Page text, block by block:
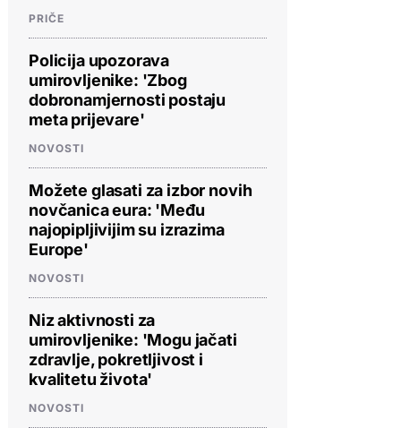
PRIČE
Policija upozorava
umirovljenike: 'Zbog
dobronamjernosti postaju
meta prijevare'
NOVOSTI
Možete glasati za izbor novih
novčanica eura: 'Među
najopipljivijim su izrazima
Europe'
NOVOSTI
Niz aktivnosti za
umirovljenike: 'Mogu jačati
zdravlje, pokretljivost i
kvalitetu života'
NOVOSTI